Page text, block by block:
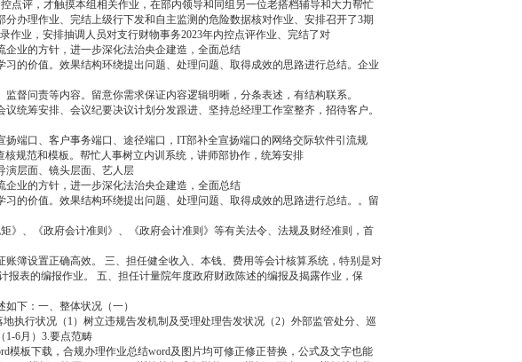
点评，才触摸本组相关作业，在部内领导和同组另一位老搭档辅导和大力帮忙
办理作业、完结上级行下发和自主监测的危险数据核对作业、安排召开了3期
作业，安排抽调人员对支行财物事务2023年内控点评作业、完结了对
业的方针，进一步深化法治央企建造，全面总结
价值。效果结构环绕提出问题、处理问题、取得成效的思路进行总结。企业
问责等内容。留意你需求保证内容逻辑明晰，分条表述，有结构联系。
筹安排、会议纪要决议计划分发跟进、坚持总经理工作室整齐，招待客户。
口、客户事务端口、途径端口，IT部补全宣扬端口的网络交际软件引流规
规范和模板。帮忙人事树立内训系统，讲师部协作，统筹安排
层面、镜头层面、艺人层
业的方针，进一步深化法治央企建造，全面总结
价值。效果结构环绕提出问题、处理问题、取得成效的思路进行总结。。留
、《政府会计准则》、《政府会计准则》等有关法令、法规及财经准则，首
设置正确高效。 三、担任健全收入、本钱、费用等会计核算系统，特别是对
表的编报作业。 五、担任计量院年度政府财政陈述的编报及揭露作业，保
下：一、整体状况（一）
行状况（1）树立违规告发机制及受理处理告发状况（2）外部监管处分、巡
1-6月）3.要点范畴
板下载，合规办理作业总结word及图片均可修正修正替换，公式及文字也能